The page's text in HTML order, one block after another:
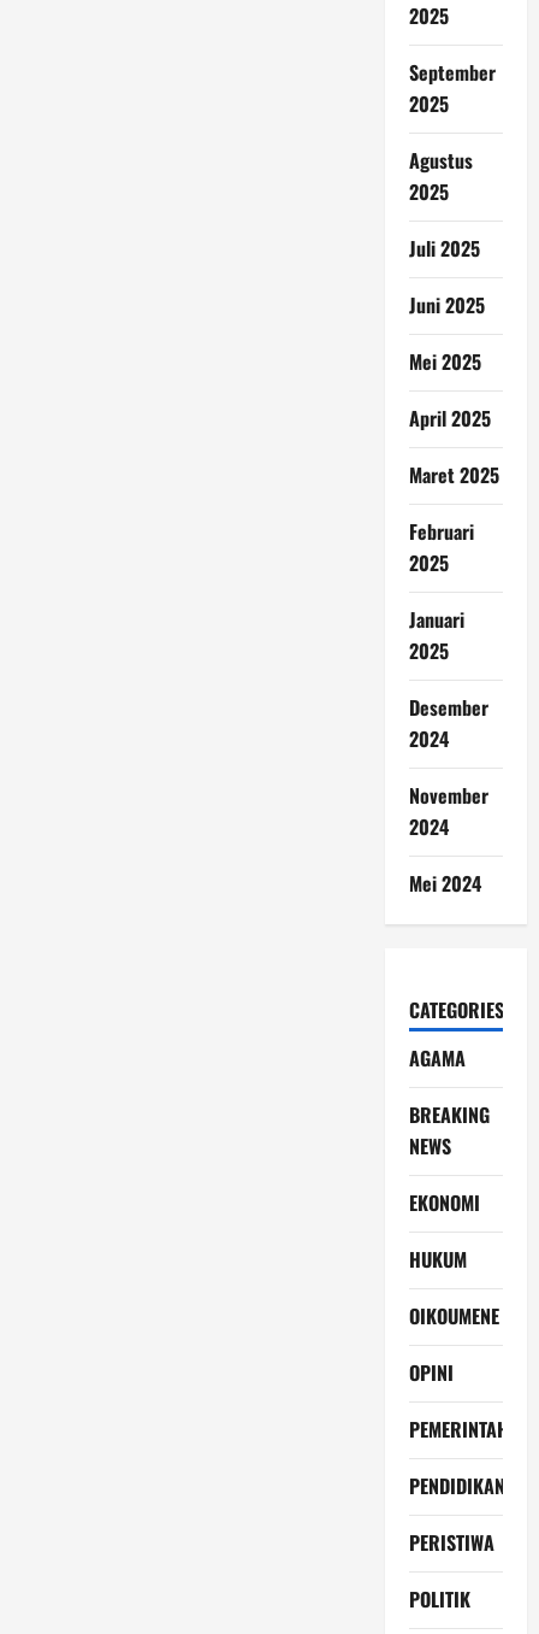
2025
September
2025
Agustus
2025
Juli 2025
Juni 2025
Mei 2025
April 2025
Maret 2025
Februari
2025
Januari
2025
Desember
2024
November
2024
Mei 2024
CATEGORIES
AGAMA
BREAKING
NEWS
EKONOMI
HUKUM
OIKOUMENE
OPINI
PEMERINTAH
PENDIDIKAN
PERISTIWA
POLITIK